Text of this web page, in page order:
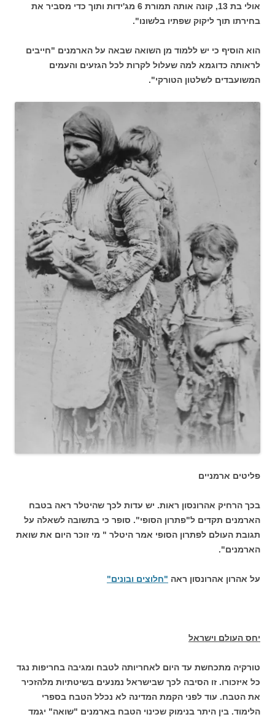
אולי בת 13, קונה אותה תמורת 6 מג'ידות ותוך כדי מסביר את
בחירתו תוך ליקוק שפתיו בלשונו".
הוא הוסיף כי יש ללמוד מן השואה שבאה על הארמנים "חייבים
לראותה כדוגמא למה שעלול לקרות לכל הגזעים והעמים
המשועבדים לשלטון הטורקי".
פליטים ארמניים
בכך הרחיק אהרונסון ראות. יש עדות לכך שהיטלר ראה בטבח
הארמנים תקדים ל"פתרון הסופי". סופר כי בתשובה לשאלה על
תגובת העולם לפתרון הסופי אמר היטלר " מי זוכר היום את שואת
הארמנים".
על אהרון אהרונסון ראה "חלוצים ובונים"
יחס העולם וישראל
טורקיה מתכחשת עד היום לאחריותה לטבח ומגיבה בחריפות נגד
כל איזכורו. זו הסיבה לכך שבישראל נמנעים בשיטתיות מלהזכיר
את הטבח. עוד לפני הקמת המדינה לא נכלל הטבח בספרי
הלימוד. בין היתר בנימוק שכינוי הטבח בארמנים "שואה" יגמד